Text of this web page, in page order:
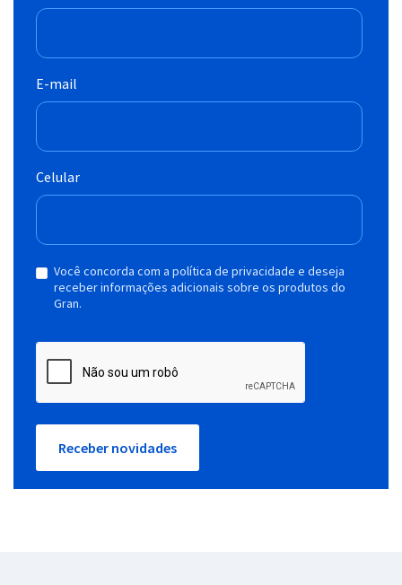
E-mail
Celular
Você concorda com a política de privacidade e deseja
receber informações adicionais sobre os produtos do
Gran.
Receber novidades